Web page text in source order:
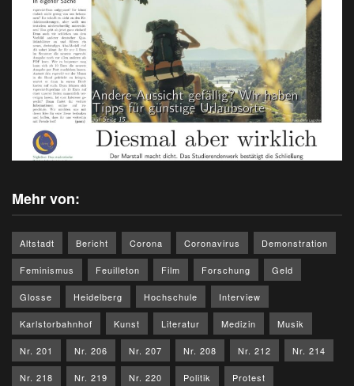
Mehr von:
Altstadt Bericht Corona Coronavirus Demonstration
Feminismus Feuilleton Film Forschung Geld
Glosse Heidelberg Hochschule Interview
Karlstorbahnhof Kunst Literatur Medizin Musik
Nr. 201 Nr. 206 Nr. 207 Nr. 208 Nr. 212 Nr. 214
Nr. 218 Nr. 219 Nr. 220 Politik Protest